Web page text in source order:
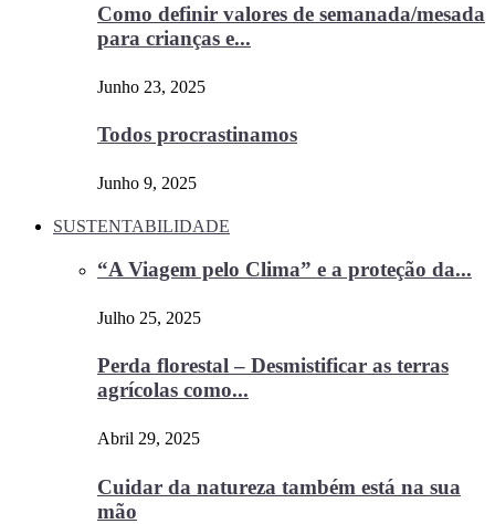
Como definir valores de semanada/mesada
para crianças e...
Junho 23, 2025
Todos procrastinamos
Junho 9, 2025
SUSTENTABILIDADE
“A Viagem pelo Clima” e a proteção da...
Julho 25, 2025
Perda florestal – Desmistificar as terras
agrícolas como...
Abril 29, 2025
Cuidar da natureza também está na sua
mão